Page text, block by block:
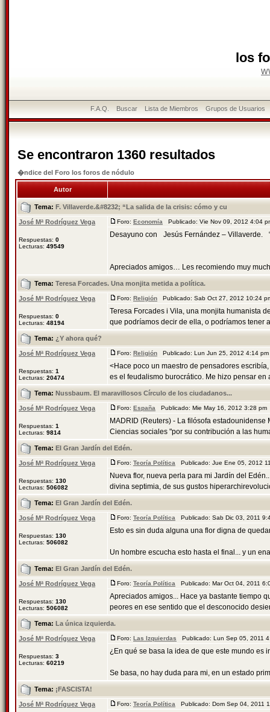
los
F.A.Q. Buscar Lista de Miembros Grupos de Usuarios
Se encontraron 1360 resultados
�ndice del Foro los foros de nódulo
Autor
Tema: F. Villaverde.&#8232; “La salida de la crisis: cómo y cu
José Mª Rodríguez Vega
Respuestas: 0
Lecturas: 49549
Foro: Economía Publicado: Vie Nov 09, 2012 4:04
Desayuno con Jesús Fernández – Villaverde.
Apreciados amigos… Les recomiendo muy
Tema: Teresa Forcades. Una monjita metida a política.
José Mª Rodríguez Vega
Respuestas: 0
Lecturas: 48194
Foro: Religión Publicado: Sab Oct 27, 2012 10:24
Teresa Forcades i Vila, una monjita humanista
que podríamos decir de ella, o podríamos tener
Tema: ¿Y ahora qué?
José Mª Rodríguez Vega
Respuestas: 1
Lecturas: 20474
Foro: Religión Publicado: Lun Jun 25, 2012 4:14
<Hace poco un maestro de pensadores
es el feudalismo burocrático. Me hizo pensar en
Tema: Nussbaum. El maravillosos Círculo de los ciudadanos...
José Mª Rodríguez Vega
Respuestas: 1
Lecturas: 9814
Foro: España Publicado: Mie May 16, 2012 3:28
MADRID (Reuters) - La filósofa
Ciencias sociales "por su contribución a las
Tema: El Gran Jardín del Edén.
José Mª Rodríguez Vega
Respuestas: 130
Lecturas: 506082
Foro: Teoría Política Publicado: Jue Ene 05, 2012
Nueva flor, nueva perla para mi Jardín del
divina septimia, de sus gustos
Tema: El Gran Jardín del Edén.
José Mª Rodríguez Vega
Respuestas: 130
Lecturas: 506082
Foro: Teoría Política Publicado: Sab Dic 03, 2011
Esto es sin duda alguna una flor digna de
Un hombre escucha esto hasta el final... y un
Tema: El Gran Jardín del Edén.
José Mª Rodríguez Vega
Respuestas: 130
Lecturas: 506082
Foro: Teoría Política Publicado: Mar Oct 04, 2011
Apreciados amigos... Hace ya bastante tiempo
peores en ese sentido que el desconocido
Tema: La única izquierda.
José Mª Rodríguez Vega
Respuestas: 3
Lecturas: 60219
Foro: Las Izquierdas Publicado: Lun Sep 05, 2011
¿En qué se basa la idea de que este mundo es
Se basa, no hay duda para mi, en un estado
Tema: ¡FASCISTA!
José Mª Rodríguez Vega Foro: Teoría Política Publicado: Dom Sep 04, 2011